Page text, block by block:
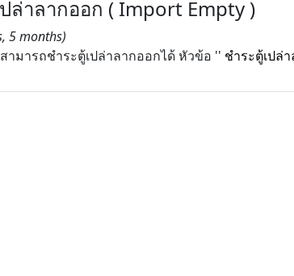
ล่าลากออก ( Import Empty )
5 months)
ามารถชำระตู้เปล่าลากออกได้ หัวข้อ '' ชำระตู้เปล่